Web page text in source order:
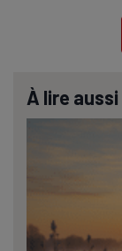
À lire aussi